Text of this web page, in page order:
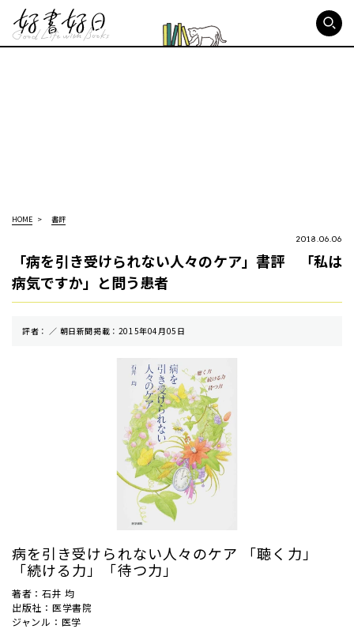
HOME 書評
2018.06.06
「病を引き受けられない人々のケア」書評 「私は
病気ですか」と問う患者
評者： ／ 朝⽇新聞掲載：2015年04月05日
病を引き受けられない人々のケア 「聴く力」
「続ける力」「待つ力」
著者：石井 均
出版社：医学書院
ジャンル：医学